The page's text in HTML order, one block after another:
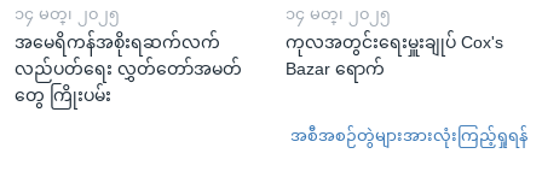
၁၄ မတ္၊ ၂၀၂၅
အမေရိကန်အစိုးရဆက်လက်
လည်ပတ်ရေး လွှတ်တော်အမတ်
တွေ ကြိုးပမ်း
၁၄ မတ္၊ ၂၀၂၅
ကုလအတွင်းရေးမှူးချုပ် Cox's
Bazar ရောက်
အစီအစဉ်တွဲများအားလုံးကြည့်ရှုရန်